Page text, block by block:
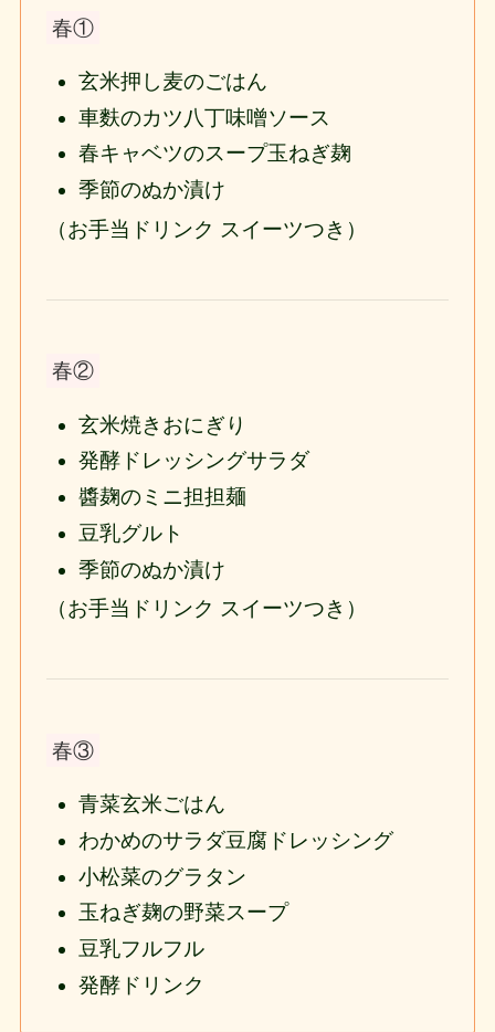
春①
玄米押し麦のごはん
車麩のカツ八丁味噌ソース
春キャベツのスープ玉ねぎ麹
季節のぬか漬け
（お手当ドリンク スイーツつき）
春②
玄米焼きおにぎり
発酵ドレッシングサラダ
醬麹のミニ担担麺
豆乳グルト
季節のぬか漬け
（お手当ドリンク スイーツつき）
春③
青菜玄米ごはん
わかめのサラダ豆腐ドレッシング
小松菜のグラタン
玉ねぎ麹の野菜スープ
豆乳フルフル
発酵ドリンク